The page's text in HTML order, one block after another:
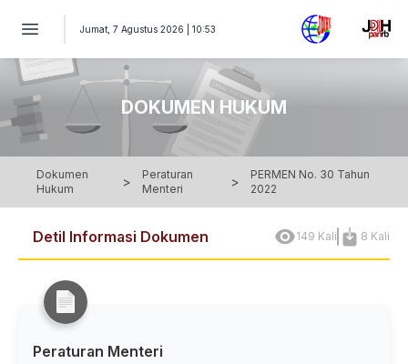
PERATURAN MENTERI Nomor 30 Tahun 2022 - Peraturan
Jumat, 7 Agustus 2026 | 10:53
DOKUMEN HUKUM
Dokumen
Hukum
>
Peraturan
Menteri
>
PERMEN No. 30 Tahun
2022
Detil Informasi Dokumen 149 Kali 8 Kali
Peraturan Menteri